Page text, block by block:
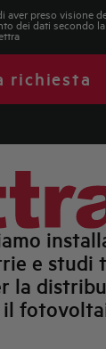
aver preso visione
dei dati secondo la
richiesta
e studi
la
il